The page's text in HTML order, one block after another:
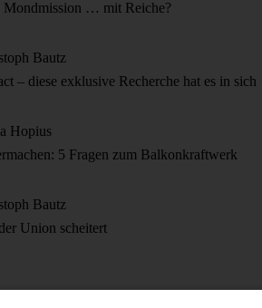
Mondmission … mit Reiche?
Bautz
– diese exklusive Recherche hat es in sich
Hopius
5 Fragen zum Balkonkraftwerk
Bautz
Union scheitert